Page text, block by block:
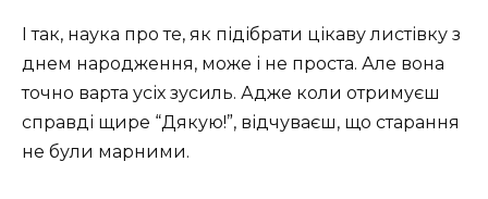
І так, наука про те, як підібрати цікаву листівку з
днем народження, може і не проста. Але вона
точно варта усіх зусиль. Адже коли отримуєш
справді щире “Дякую!”, відчуваєш, що старання
не були марними.